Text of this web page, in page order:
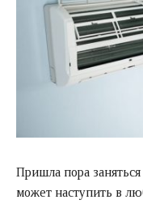
Пришла пора
может наступить в